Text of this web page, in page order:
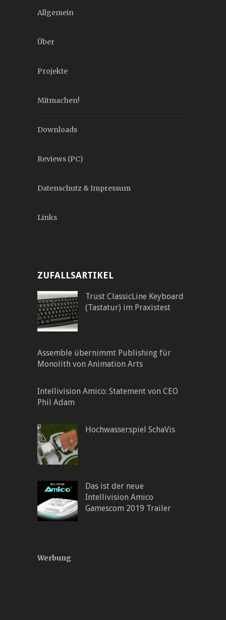
Allgemein
Über
Projekte
Mitmachen!
Downloads
Reviews (PC)
Datenschutz & Impressum
Links
ZUFALLSARTIKEL
Trust ClassicLine Keyboard
(Tastatur) im Praxistest
Assemble übernimmt Publishing für
Monolith von Animation Arts
Intellivision Amico: Statement von CEO
Phil Adam
Hochwasserspiel SchaVis
Das ist der neue
Intellivision Amico
Gamescom 2019 Trailer
Werbung